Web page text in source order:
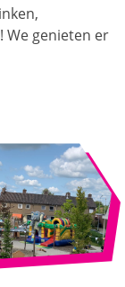
We genieten er